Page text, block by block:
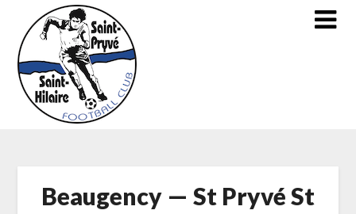
content
Beaugency — St Pryvé St